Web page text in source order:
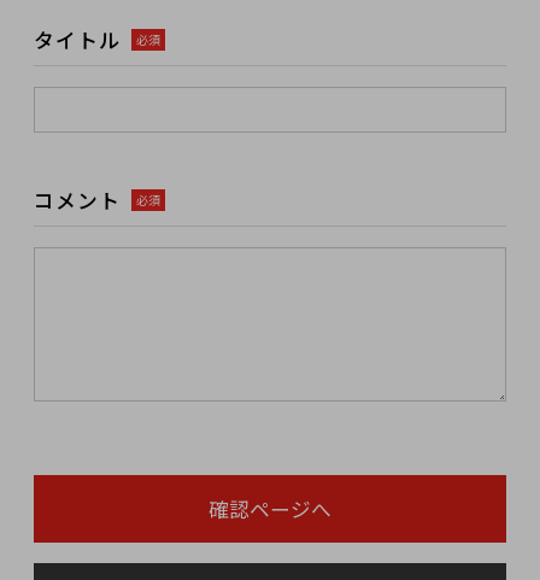
タイトル 必須
コメント 必須
確認ページへ